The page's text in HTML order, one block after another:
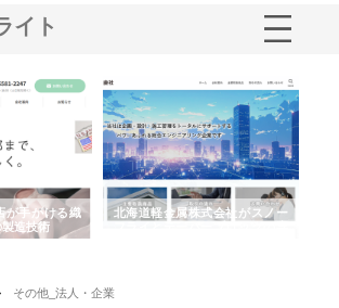
イト
が手がける織
製造技術
北海道軽金属株式会社がスノー
その他_法人・企業